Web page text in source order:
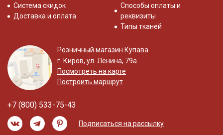
Система скидок
Доставка и оплата
Способы оплаты и
реквизиты
Типы тканей
Розничный магазин Купава
г. Киров, ул. Ленина, 79а
Посмотреть на карте
Построить маршрут
+7 (800) 533-75-43
Подписаться на рассылку